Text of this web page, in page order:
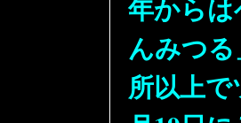
年から
んみつ
所以上